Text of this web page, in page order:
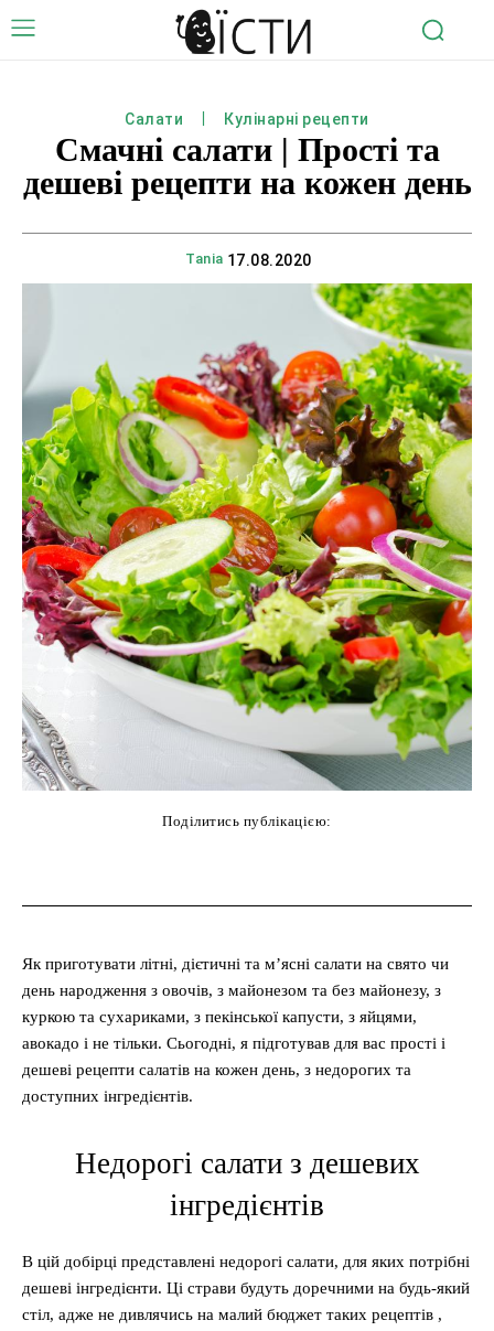
Салати Кулінарні рецепти
Смачні салати | Прості та
дешеві рецепти на кожен день
Tania 17.08.2020
Поділитись публікацією:
Як приготувати літні, дієтичні та м’ясні салати на свято чи
день народження з овочів, з майонезом та без майонезу, з
куркою та сухариками, з пекінської капусти, з яйцями,
авокадо і не тільки. Сьогодні, я підготував для вас прості і
дешеві рецепти салатів на кожен день, з недорогих та
доступних інгредієнтів.
Недорогі салати з дешевих
інгредієнтів
В цій добірці представлені недорогі салати, для яких потрібні
дешеві інгредієнти. Ці страви будуть доречними на будь-який
стіл, адже не дивлячись на малий бюджет таких рецептів ,